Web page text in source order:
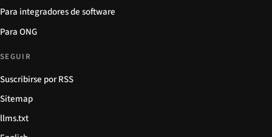
Para integradores de software
Para ONG
SEGUIR
Suscribirse por RSS
Sitemap
llms.txt